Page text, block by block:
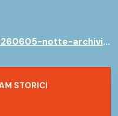
https://www.atts.to.it/eventi/20260605-notte-archivi/2026-06-05-20-30
STORICI